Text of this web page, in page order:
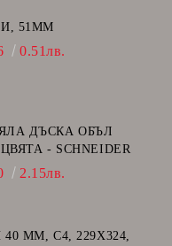
51ММ
0.51лв.
ДЪСКА ОБЪЛ
290 - 4 ЦВЯТА - SCHNEIDER
2.15лв.
MM, C4, 229Х324,